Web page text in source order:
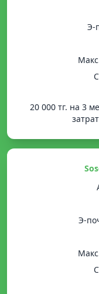
Э-
20 000 тг. на 3
Э-